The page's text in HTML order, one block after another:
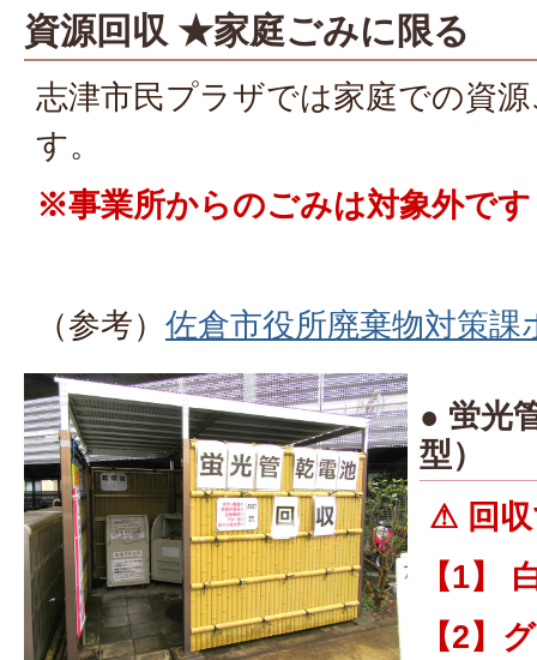
資源回収 ★家庭ごみに限る
志津市民プラザでは家庭での資
す。
※事業所からのごみは対象外です
（参考） 佐倉市役所廃棄物対策課
● 蛍光
型）
⚠ 回
【1】
【2】